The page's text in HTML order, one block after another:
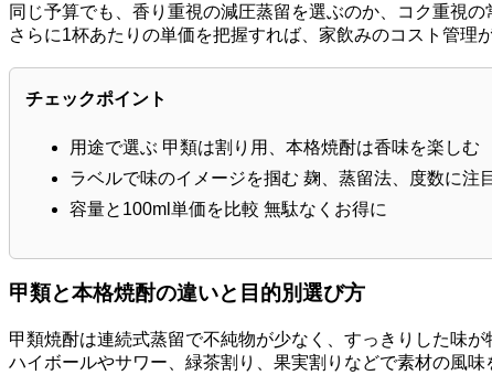
同じ予算でも、香り重視の減圧蒸留を選ぶのか、コク重視
さらに1杯あたりの単価を把握すれば、家飲みのコスト管理
チェックポイント
用途で選ぶ 甲類は割り用、本格焼酎は香味を楽しむ
ラベルで味のイメージを掴む 麹、蒸留法、度数に注目
容量と100ml単価を比較 無駄なくお得に
甲類と本格焼酎の違いと目的別選び方
甲類焼酎は連続式蒸留で不純物が少なく、すっきりした味が
ハイボールやサワー、緑茶割り、果実割りなどで素材の風